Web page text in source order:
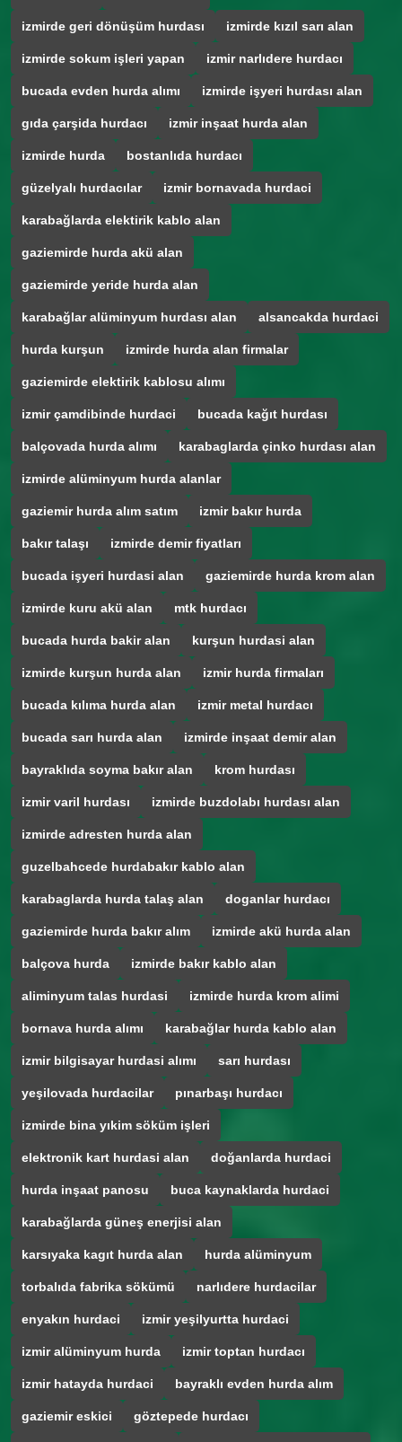
izmirde geri dönüşüm hurdası izmirde kızıl sarı alan
izmirde sokum işleri yapan izmir narlıdere hurdacı
bucada evden hurda alımı izmirde işyeri hurdası alan
gıda çarşida hurdacı izmir inşaat hurda alan
izmirde hurda bostanlıda hurdacı
güzelyalı hurdacılar izmir bornavada hurdaci
karabağlarda elektirik kablo alan
gaziemirde hurda akü alan
gaziemirde yeride hurda alan
karabağlar alüminyum hurdası alan alsancakda hurdaci
hurda kurşun izmirde hurda alan firmalar
gaziemirde elektirik kablosu alımı
izmir çamdibinde hurdaci bucada kağıt hurdası
balçovada hurda alımı karabaglarda çinko hurdası alan
izmirde alüminyum hurda alanlar
gaziemir hurda alım satım izmir bakır hurda
bakır talaşı izmirde demir fiyatları
bucada işyeri hurdasi alan gaziemirde hurda krom alan
izmirde kuru akü alan mtk hurdacı
bucada hurda bakir alan kurşun hurdasi alan
izmirde kurşun hurda alan izmir hurda firmaları
bucada kılıma hurda alan izmir metal hurdacı
bucada sarı hurda alan izmirde inşaat demir alan
bayraklıda soyma bakır alan krom hurdası
izmir varil hurdası izmirde buzdolabı hurdası alan
izmirde adresten hurda alan
guzelbahcede hurdabakır kablo alan
karabaglarda hurda talaş alan doganlar hurdacı
gaziemirde hurda bakır alım izmirde akü hurda alan
balçova hurda izmirde bakır kablo alan
aliminyum talas hurdasi izmirde hurda krom alimi
bornava hurda alımı karabağlar hurda kablo alan
izmir bilgisayar hurdasi alımı sarı hurdası
yeşilovada hurdacilar pınarbaşı hurdacı
izmirde bina yıkim söküm işleri
elektronik kart hurdasi alan doğanlarda hurdaci
hurda inşaat panosu buca kaynaklarda hurdaci
karabağlarda güneş enerjisi alan
karsıyaka kagıt hurda alan hurda alüminyum
torbalıda fabrika sökümü narlıdere hurdacilar
enyakın hurdaci izmir yeşilyurtta hurdaci
izmir alüminyum hurda izmir toptan hurdacı
izmir hatayda hurdaci bayraklı evden hurda alım
gaziemir eskici göztepede hurdacı